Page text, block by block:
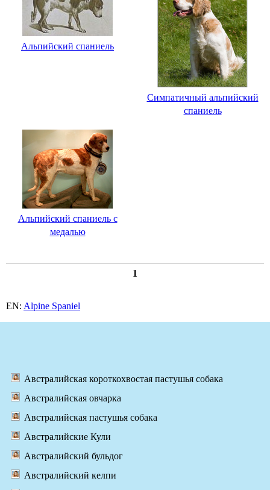
Альпийский спаниель
Симпатичный альпийский
спаниель
Альпийский спаниель с
медалью
1
EN: Alpine Spaniel
Австралийская короткохвостая пастушья собака
Австралийская овчарка
Австралийская пастушья собака
Австралийские Кули
Австралийский бульдог
Австралийский келпи